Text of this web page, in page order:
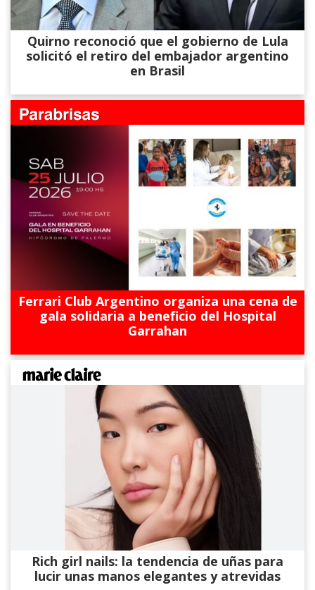
Quirno reconoció que el gobierno de Lula
solicitó el retiro del embajador argentino
en Brasil
Ferrari Club Argentino organiza una cena de
gala solidaria a beneficio del Hospital
Garrahan
Rich girl nails: la tendencia de uñas para
lucir unas manos elegantes y atrevidas